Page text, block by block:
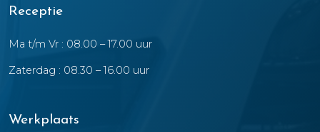
Receptie
Ma t/m Vr : 08.00 – 17.00 uur
Zaterdag : 08.30 – 16.00 uur
Werkplaats